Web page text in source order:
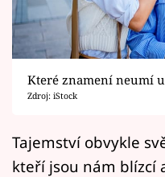
Filmový festival
Přihlášení
Které znamení neumí
Zdroj: iStock
Tajemství obvykle
kteří jsou nám blízcí